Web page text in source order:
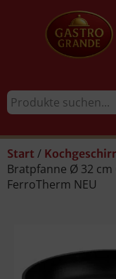
Start / Kochgeschirr
Bratpfanne Ø 32
FerroTherm NEU